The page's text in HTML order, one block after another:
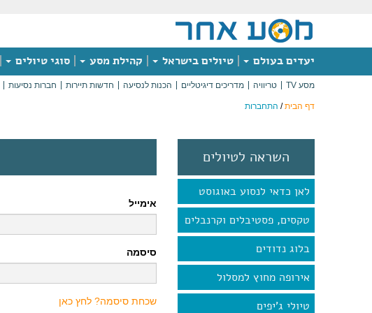
יעדים בעולם טיולים בישראל קהילת מסע סוגי טיולים
מסע TV טריוויה מדריכים דיגיטליים הכנות לנסיעה חדשות תיירות חברות נסיעות
דף הבית/ התחברות
השראה לטיולים
לאן כדאי לנסוע באוגוסט
טקסים, פסטיבלים וקרנבלים
בלוג נדודים
אירופה מחוץ למסלול
טיולי ג'יפים
אימייל
סיסמה
שכחת סיסמה? לחץ כאן